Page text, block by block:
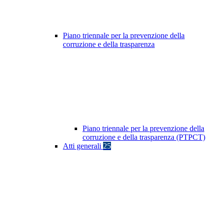
Piano triennale per la prevenzione della
corruzione e della trasparenza
Piano triennale per la prevenzione della
corruzione e della trasparenza (PTPCT)
Atti generali 25